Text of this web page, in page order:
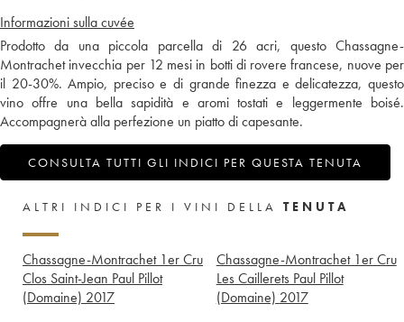
Informazioni sulla cuvée
Prodotto da una piccola parcella di 26 acri, questo Chassagne-
Montrachet invecchia per 12 mesi in botti di rovere francese, nuove per
il 20-30%. Ampio, preciso e di grande finezza e delicatezza, questo
vino offre una bella sapidità e aromi tostati e leggermente boisé.
Accompagnerà alla perfezione un piatto di capesante.
CONSULTA TUTTI GLI INDICI PER QUESTA TENUTA
ALTRI INDICI PER I VINI DELLA TENUTA
Chassagne-Montrachet 1er Cru
Clos Saint-Jean Paul Pillot
(Domaine) 2017
Chassagne-Montrachet 1er Cru
Les Caillerets Paul Pillot
(Domaine) 2017